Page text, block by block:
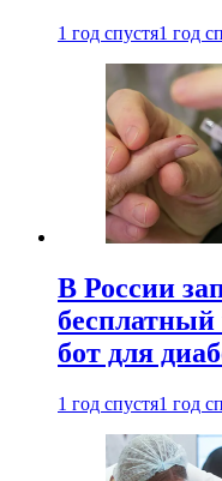
1 год спустя1 год
В России
бесплатный
бот для
1 год спустя1 год